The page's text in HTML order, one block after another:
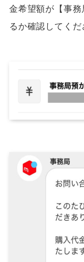
金希望額が【事
るか確認してくだ